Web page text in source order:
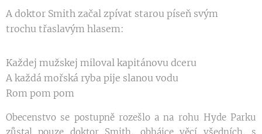
A doktor Smith začal zpívat starou píseň svým
trochu třaslavým hlasem:
Každej mužskej miloval kapitánovu dceru
A každá mořská ryba pije slanou vodu
Rom pom pom
Obecenstvo se postupně rozešlo a na rohu Hyde Parku